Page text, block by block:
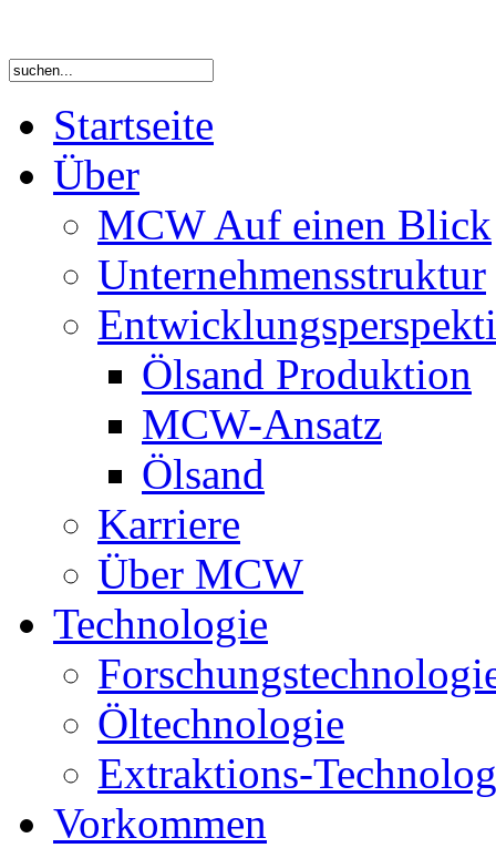
Startseite
Über
MCW Auf einen Blick
Unternehmensstruktur
Ölsand Produktion
MCW-Ansatz
Ölsand
Karriere
Über MCW
Technologie
Öltechnologie
Extraktions-
Vorkommen